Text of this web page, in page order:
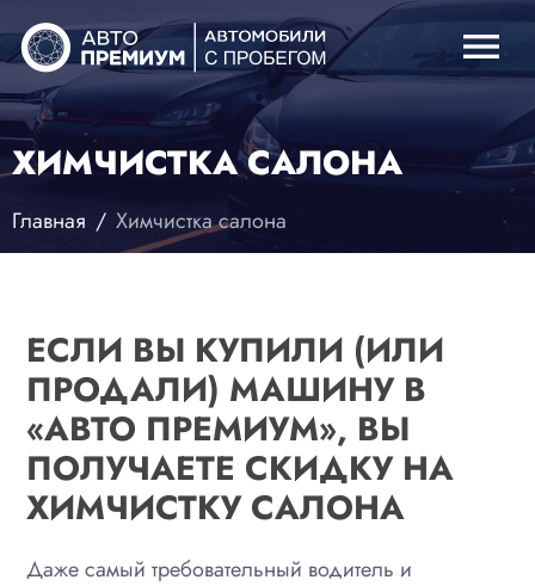
menu
ХИМЧИСТКА САЛОНА
Главная Химчистка салона
ЕСЛИ ВЫ КУПИЛИ (ИЛИ
ПРОДАЛИ) МАШИНУ В
«АВТО ПРЕМИУМ», ВЫ
ПОЛУЧАЕТЕ СКИДКУ НА
ХИМЧИСТКУ САЛОНА
Даже самый требовательный водитель и